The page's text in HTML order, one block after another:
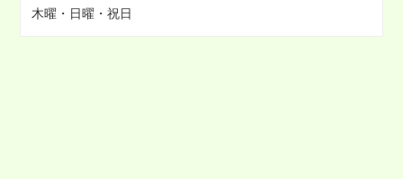
2021年11月
2021年10月
木曜・日曜・祝日